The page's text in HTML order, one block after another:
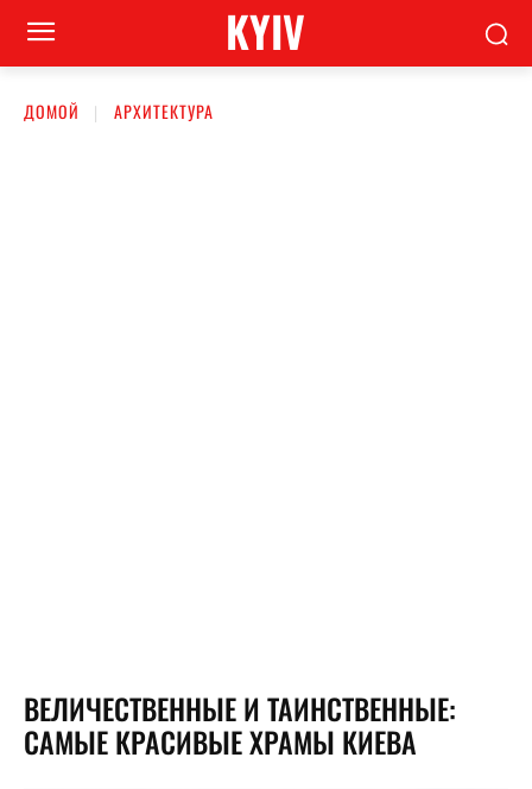
KYIV
ДОМОЙ АРХИТЕКТУРА
ВЕЛИЧЕСТВЕННЫЕ И ТАИНСТВЕННЫЕ:
САМЫЕ КРАСИВЫЕ ХРАМЫ КИЕВА